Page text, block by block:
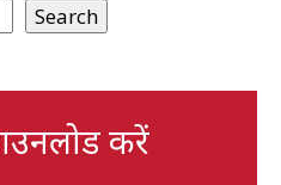
Search
करें